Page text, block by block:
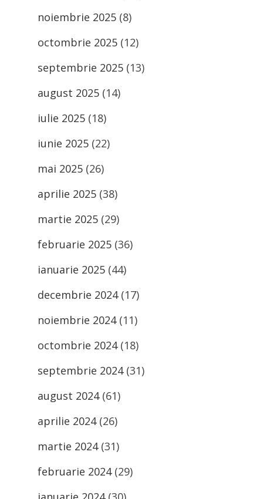
noiembrie 2025 (8)
octombrie 2025 (12)
septembrie 2025 (13)
august 2025 (14)
iulie 2025 (18)
iunie 2025 (22)
mai 2025 (26)
aprilie 2025 (38)
martie 2025 (29)
februarie 2025 (36)
ianuarie 2025 (44)
decembrie 2024(17)
noiembrie 2024(11)
octombrie 2024(18)
septembrie 2024(31)
august 2024(61)
aprilie 2024(26)
martie 2024(31)
februarie 2024(29)